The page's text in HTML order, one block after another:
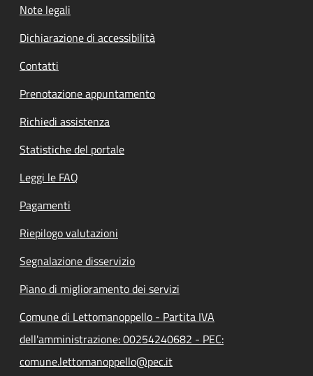
Note legali
Dichiarazione di accessibilità
Contatti
Prenotazione appuntamento
Richiedi assistenza
Statistiche del portale
Leggi le FAQ
Pagamenti
Riepilogo valutazioni
Segnalazione disservizio
Piano di miglioramento dei servizi
Comune di Lettomanoppello - Partita IVA
dell'amministrazione: 00254240682 - PEC:
comune.lettomanoppello@pec.it